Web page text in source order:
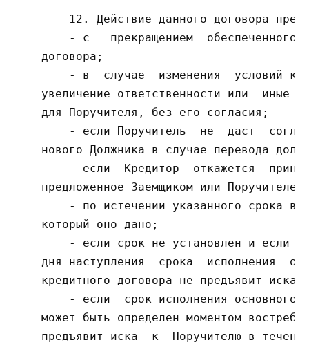
12. Действие данного договора
- с   прекращением  обеспеченного
    договора;
- в  случае  изменения  условий
увеличение ответственности или  иные
    для Поручителя, без его согласия;
- если Поручитель  не  даст
нового Должника в случае перевода
- если  Кредитор  откажется
предложенное Заемщиком или
- по истечении указанного срока в
    который оно дано;
- если срок не установлен и если
дня наступления  срока  исполнения
кредитного договора не предъявит иска
- если  срок исполнения основного
может быть определен моментом
предъявит иска  к  Поручителю в